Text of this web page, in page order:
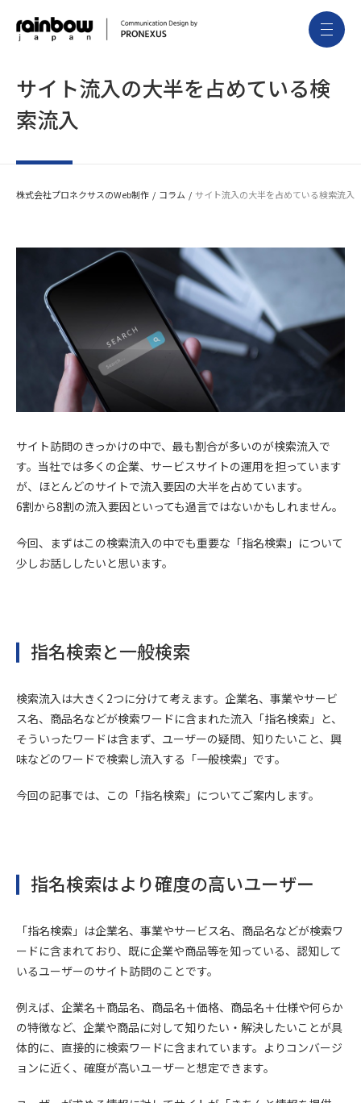
サイト流入の大半を占めている検
索流入
株式会社プロネクサスのWeb制作 コラム サイト流入の大半を占めている検索流入
サイト訪問のきっかけの中で、最も割合が多いのが検索流入で
す。当社では多くの企業、サービスサイトの運用を担っています
が、ほとんどのサイトで流入要因の大半を占めています。
6割から8割の流入要因といっても過言ではないかもしれません。
今回、まずはこの検索流入の中でも重要な「指名検索」について
少しお話ししたいと思います。
指名検索と一般検索
検索流入は大きく2つに分けて考えます。企業名、事業やサービ
ス名、商品名などが検索ワードに含まれた流入「指名検索」と、
そういったワードは含まず、ユーザーの疑問、知りたいこと、興
味などのワードで検索し流入する「一般検索」です。
今回の記事では、この「指名検索」についてご案内します。
指名検索はより確度の高いユーザー
「指名検索」は企業名、事業やサービス名、商品名などが検索ワ
ードに含まれており、既に企業や商品等を知っている、認知して
いるユーザーのサイト訪問のことです。
例えば、企業名＋商品名、商品名＋価格、商品名＋仕様や何らか
の特徴など、企業や商品に対して知りたい・解決したいことが具
体的に、直接的に検索ワードに含まれています。よりコンバージ
ョンに近く、確度が高いユーザーと想定できます。